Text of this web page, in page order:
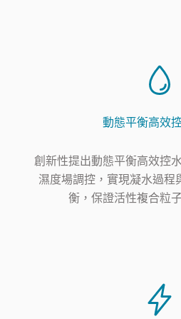
動態平衡高效
創新性提出動態平衡高效控
濕度場調控，實現凝水過程
衡，保證活性複合粒